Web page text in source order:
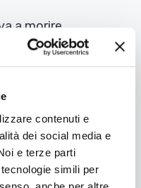
contenuti e
dei social media e
e terze parti
simili per
a morire